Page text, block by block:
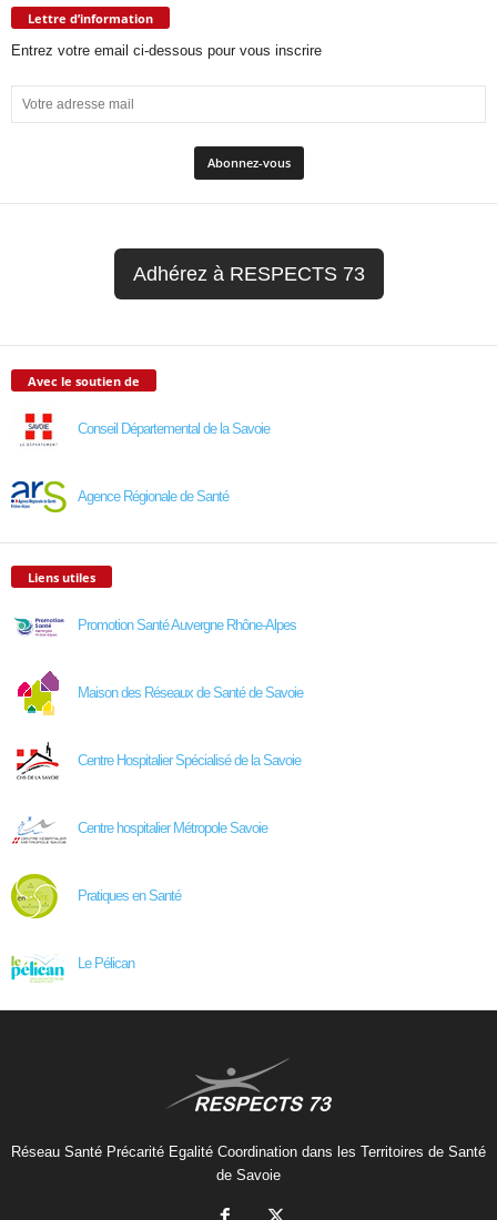
Lettre d’information
Entrez votre email ci-dessous pour vous inscrire
Adhérez à RESPECTS 73
Avec le soutien de
Conseil Départemental de la Savoie
Agence Régionale de Santé
Liens utiles
Promotion Santé Auvergne Rhône-Alpes
Maison des Réseaux de Santé de Savoie
Centre Hospitalier Spécialisé de la Savoie
Centre hospitalier Métropole Savoie
Pratiques en Santé
Le Pélican
Réseau Santé Précarité Egalité Coordination dans les Territoires de Santé
de Savoie